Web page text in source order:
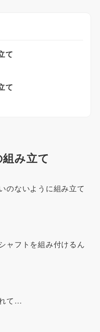
て
て
み立て
のないように組み立て
ャフトを組み付けるん
て…